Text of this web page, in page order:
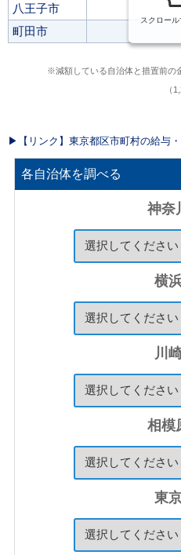
八王子市
町田市
スクロー
※減額している自治体と措置前の
（
▶︎【リンク】東京都区市町村の給与
各自治体を調べる
神奈
横
川
相模
東